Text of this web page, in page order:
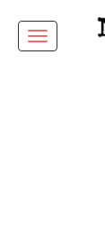
Menu